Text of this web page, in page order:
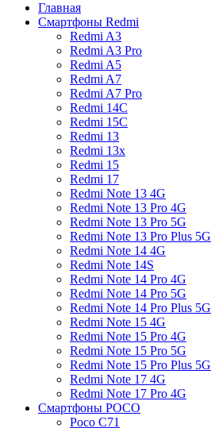
Главная
Смартфоны Redmi
Redmi A3
Redmi A3 Pro
Redmi A5
Redmi A7
Redmi A7 Pro
Redmi 14C
Redmi 15C
Redmi 13
Redmi 13x
Redmi 15
Redmi 17
Redmi Note 13 4G
Redmi Note 13 Pro 4G
Redmi Note 13 Pro 5G
Redmi Note 13 Pro Plus 5G
Redmi Note 14 4G
Redmi Note 14S
Redmi Note 14 Pro 4G
Redmi Note 14 Pro 5G
Redmi Note 14 Pro Plus 5G
Redmi Note 15 4G
Redmi Note 15 Pro 4G
Redmi Note 15 Pro 5G
Redmi Note 15 Pro Plus 5G
Redmi Note 17 4G
Redmi Note 17 Pro 4G
Смартфоны POCO
Poco C71